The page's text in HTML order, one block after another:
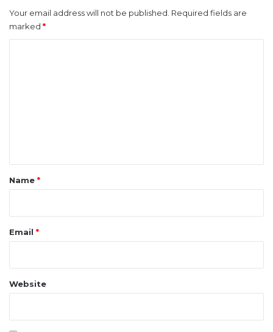
Your email address will not be published. Required fields are
marked *
*Name *
Email *
Website